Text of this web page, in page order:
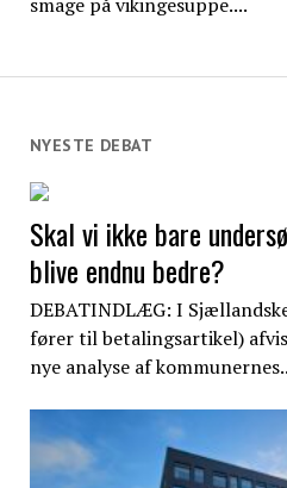
NYESTE DEBAT
Skal vi ikke bare
blive endnu bedre?
DEBATINDLÆG: I
fører til betalingsartikel)
nye analyse af